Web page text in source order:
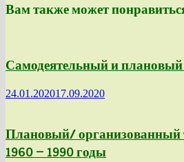
Вам также может
Самодеятельный и
24.01.202017.09.2020
Плановый/
1960 — 1990 годы